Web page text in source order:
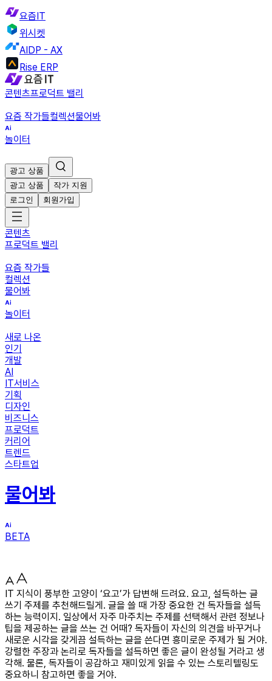
요즘IT
위시켓
AIDP - AX
Rise ERP
콘텐츠프로덕트 밸리
요즘 작가들컬렉션물어봐
놀이터
광고 상품
광고 상품
작가 지원
로그인
회원가입
콘텐츠
프로덕트 밸리
요즘 작가들
컬렉션
물어봐
놀이터
새로 나온
인기
개발
AI
IT서비스
기획
디자인
비즈니스
프로덕트
커리어
트렌드
스타트업
물어봐
BETA
IT 지식이 풍부한 고양이 ‘요고’가 답변해 드려요. 요고, 설득하는 글
쓰기 주제를 추천해드릴게. 글을 쓸 때 가장 중요한 건 독자들을 설득
하는 능력이지. 일상에서 자주 마주치는 주제를 선택해서 관련 정보나
팁을 제공하는 글을 쓰는 건 어때? 독자들이 자신의 의견을 바꾸거나
새로운 시각을 갖게끔 설득하는 글을 쓴다면 흥미로운 주제가 될 거야.
강렬한 주장과 논리로 독자들을 설득하면 좋은 글이 완성될 거라고 생
각해. 물론, 독자들이 공감하고 재미있게 읽을 수 있는 스토리텔링도
중요하니 참고하면 좋을 거야.